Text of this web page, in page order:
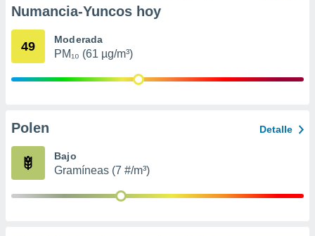
e
mediante
publicidad
Numancia-Yuncos hoy
49 Moderada
PM₁₀ (61 µg/m³)
Polen Detalle
Bajo
Gramíneas (7 #/m³)